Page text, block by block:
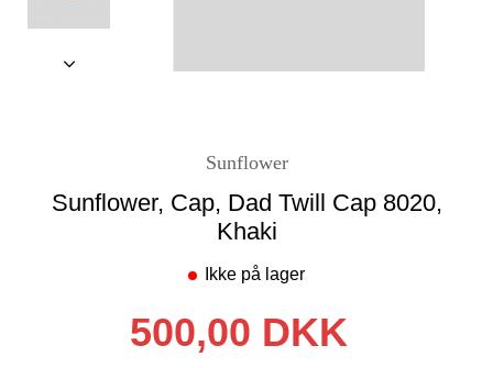
Sunflower
Sunflower, Cap, Dad Twill Cap 8020,
Khaki
Ikke på lager
500,00 DKK